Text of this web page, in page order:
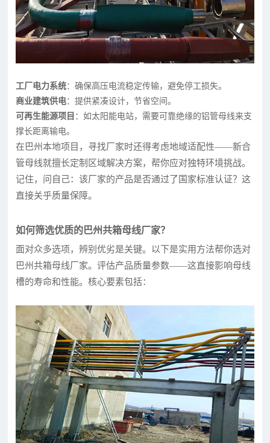
工厂电力系统：确保高压电流稳定传输，避免停工损失。
商业建筑供电：提供紧凑设计，节省空间。
可再生能源项目 ：如太阳能电站，需要可靠绝缘的铝管母线来支
撑长距离输电。
在巴州本地项目，寻找厂家时还得考虑地域适配性——新合
管母线就擅长定制区域解决方案，帮你应对独特环境挑战。
记住，问自己：该厂家的产品是否通过了国家标准认证？这
直接关乎质量保障。
如何筛选优质的巴州共箱母线厂家？
面对众多选项，辨别优劣是关键。以下是实用方法帮你选对
巴州共箱母线厂家。评估产品质量参数——这直接影响母线
槽的寿命和性能。核心要素包括：